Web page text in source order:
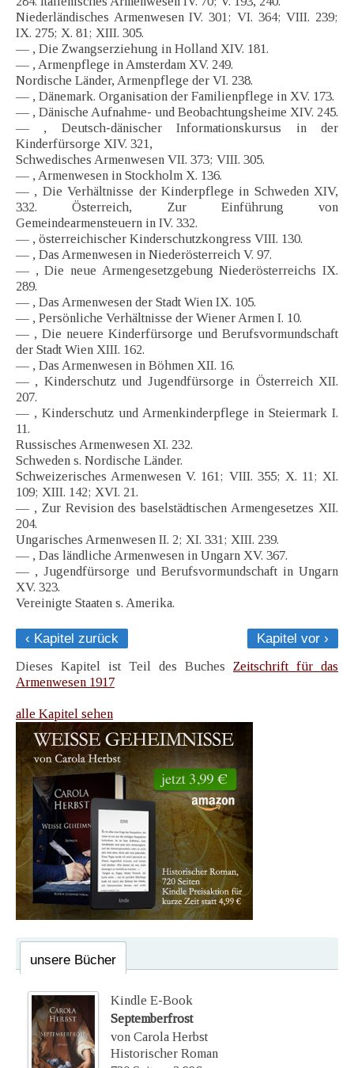
Niederländisches Armenwesen IV. 301; VI. 364; VIII. 239;
IX. 275; X. 81; XIII. 305.
— , Die Zwangserziehung in Holland XIV. 181.
— , Armenpflege in Amsterdam XV. 249.
Nordische Länder, Armenpflege der VI. 238.
— , Dänemark. Organisation der Familienpflege in XV. 173.
— , Dänische Aufnahme- und Beobachtungsheime XIV. 245.
— , Deutsch-dänischer Informationskursus in der
Kinderfürsorge XIV. 321,
Schwedisches Armenwesen VII. 373; VIII. 305.
— , Armenwesen in Stockholm X. 136.
— , Die Verhältnisse der Kinderpflege in Schweden XIV,
332. Österreich, Zur Einführung von
Gemeindearmensteuern in IV. 332.
— , österreichischer Kinderschutzkongress VIII. 130.
— , Das Armenwesen in Niederösterreich V. 97.
— , Die neue Armengesetzgebung Niederösterreichs IX.
289.
— , Das Armenwesen der Stadt Wien IX. 105.
— , Persönliche Verhältnisse der Wiener Armen I. 10.
— , Die neuere Kinderfürsorge und Berufsvormundschaft
der Stadt Wien XIII. 162.
— , Das Armenwesen in Böhmen XII. 16.
— , Kinderschutz und Jugendfürsorge in Österreich XII.
207.
— , Kinderschutz und Armenkinderpflege in Steiermark I.
11.
Russisches Armenwesen XI. 232.
Schweden s. Nordische Länder.
Schweizerisches Armenwesen V. 161; VIII. 355; X. 11; XI.
109; XIII. 142; XVI. 21.
— , Zur Revision des baselstädtischen Armengesetzes XII.
204.
Ungarisches Armenwesen II. 2; XI. 331; XIII. 239.
— , Das ländliche Armenwesen in Ungarn XV. 367.
— , Jugendfürsorge und Berufsvormundschaft in Ungarn
XV. 323.
Vereinigte Staaten s. Amerika.
‹ Kapitel zurück
Kapitel vor ›
Dieses Kapitel ist Teil des Buches Zeitschrift für das
Armenwesen 1917
alle Kapitel sehen
unsere Bücher
Kindle E-Book
Septemberfrost
von Carola Herbst
Historischer Roman